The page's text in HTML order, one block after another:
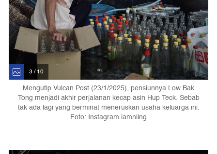
3 / 10
Mengutip Vulcan Post (23/1/2025), pensiunnya Low Bak
Tong menjadi akhir perjalanan kecap asin Hup Teck. Sebab
tak ada lagi yang berminat meneruskan usaha keluarga ini.
Foto: Instagram iamnling